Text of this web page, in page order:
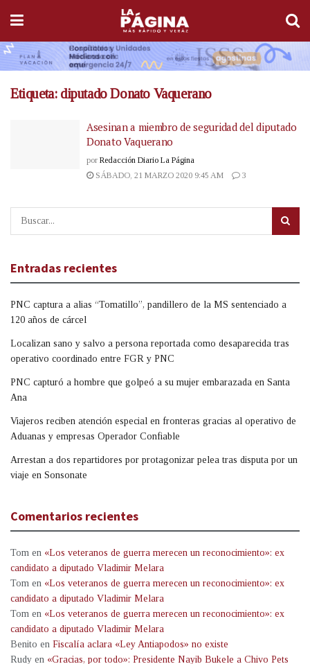
Etiqueta: diputado Donato Vaquerano
Asesinan a miembro de seguridad del diputado
Donato Vaquerano
por Redacción Diario La Página
SÁBADO, 21 MARZO 2020 9:45 AM
3
Entradas recientes
PNC captura a alias “Tomatillo”, pandillero de la MS sentenciado a
120 años de cárcel
Localizan sano y salvo a persona reportada como desaparecida tras
operativo coordinado entre FGR y PNC
PNC capturó a hombre que golpeó a su mujer embarazada en Santa
Ana
Viajeros reciben atención especial en fronteras gracias al operativo de
Aduanas y empresas Operador Confiable
Arrestan a dos repartidores por protagonizar pelea tras disputa por un
viaje en Sonsonate
Comentarios recientes
Tom en «Los veteranos de guerra merecen un reconocimiento»: ex
candidato a diputado Vladimir Melara
Tom en «Los veteranos de guerra merecen un reconocimiento»: ex
candidato a diputado Vladimir Melara
Tom en «Los veteranos de guerra merecen un reconocimiento»: ex
candidato a diputado Vladimir Melara
Benito en Fiscalía aclara «Ley Antiapodos» no existe
Rudy en «Gracias, por todo»: Presidente Nayib Bukele a Chivo Pets